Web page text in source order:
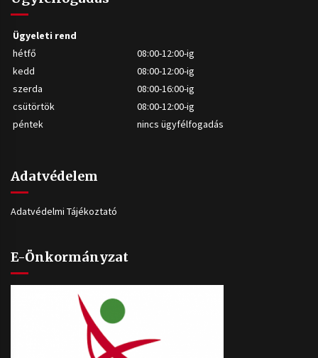
Ügyeleti rend
hétfő
08:00-12:00-ig
kedd
08:00-12:00-ig
szerda
08:00-16:00-ig
csütörtök
08:00-12:00-ig
péntek
nincs ügyfélfogadás
Adatvédelem
Adatvédelmi Tájékoztató
E-Önkormányzat